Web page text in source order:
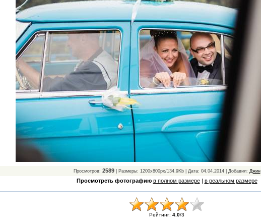
Просмотров: 2589| Размеры: 1200x800px/134.9Kb | Дата: 04.04.2014 | Добавил: Джин
Просмотреть фотографию в полном размере| в реальном размере
Рейтинг: 4.0/3